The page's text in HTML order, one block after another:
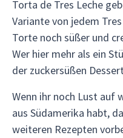
Torta de Tres Leche
Variante von jedem
Torte noch süßer und
Wer hier mehr als ein
der zuckersüßen
Wenn ihr noch Lust auf
aus Südamerika habt,
weiteren Rezepten